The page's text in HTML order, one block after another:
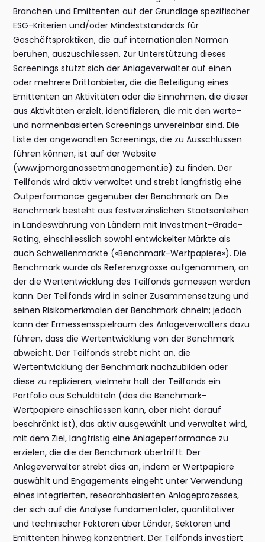
Branchen und Emittenten auf der Grundlage spezifischer
ESG-Kriterien und/oder Mindeststandards für
Geschäftspraktiken, die auf internationalen Normen
beruhen, auszuschliessen. Zur Unterstützung dieses
Screenings stützt sich der Anlageverwalter auf einen
oder mehrere Drittanbieter, die die Beteiligung eines
Emittenten an Aktivitäten oder die Einnahmen, die dieser
aus Aktivitäten erzielt, identifizieren, die mit den werte-
und normenbasierten Screenings unvereinbar sind. Die
Liste der angewandten Screenings, die zu Ausschlüssen
führen können, ist auf der Website
(www.jpmorganassetmanagement.ie) zu finden. Der
Teilfonds wird aktiv verwaltet und strebt langfristig eine
Outperformance gegenüber der Benchmark an. Die
Benchmark besteht aus festverzinslichen Staatsanleihen
in Landeswährung von Ländern mit Investment-Grade-
Rating, einschliesslich sowohl entwickelter Märkte als
auch Schwellenmärkte («Benchmark-Wertpapiere»). Die
Benchmark wurde als Referenzgrösse aufgenommen, an
der die Wertentwicklung des Teilfonds gemessen werden
kann. Der Teilfonds wird in seiner Zusammensetzung und
seinen Risikomerkmalen der Benchmark ähneln; jedoch
kann der Ermessensspielraum des Anlageverwalters dazu
führen, dass die Wertentwicklung von der Benchmark
abweicht. Der Teilfonds strebt nicht an, die
Wertentwicklung der Benchmark nachzubilden oder
diese zu replizieren; vielmehr hält der Teilfonds ein
Portfolio aus Schuldtiteln (das die Benchmark-
Wertpapiere einschliessen kann, aber nicht darauf
beschränkt ist), das aktiv ausgewählt und verwaltet wird,
mit dem Ziel, langfristig eine Anlageperformance zu
erzielen, die die der Benchmark übertrifft. Der
Anlageverwalter strebt dies an, indem er Wertpapiere
auswählt und Engagements eingeht unter Verwendung
eines integrierten, researchbasierten Anlageprozesses,
der sich auf die Analyse fundamentaler, quantitativer
und technischer Faktoren über Länder, Sektoren und
Emittenten hinweg konzentriert. Der Teilfonds investiert